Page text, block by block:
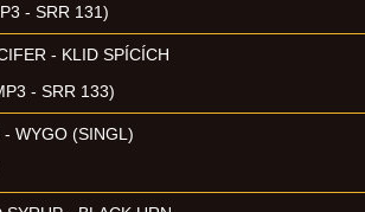
- SRR 131)
- KLID SPÍCÍCH
- SRR 133)
- WYGO (SINGL)